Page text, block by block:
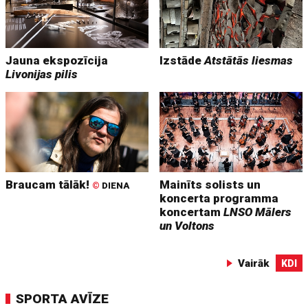
Jauna ekspozīcija
Livonijas pilis
IzstādeAtstātās liesmas
Braucam tālāk! © DIENA
Mainīts solists un
koncerta programma
koncertamLNSO Mālers
un Voltons
Vairāk KDI
SPORTA AVĪZE